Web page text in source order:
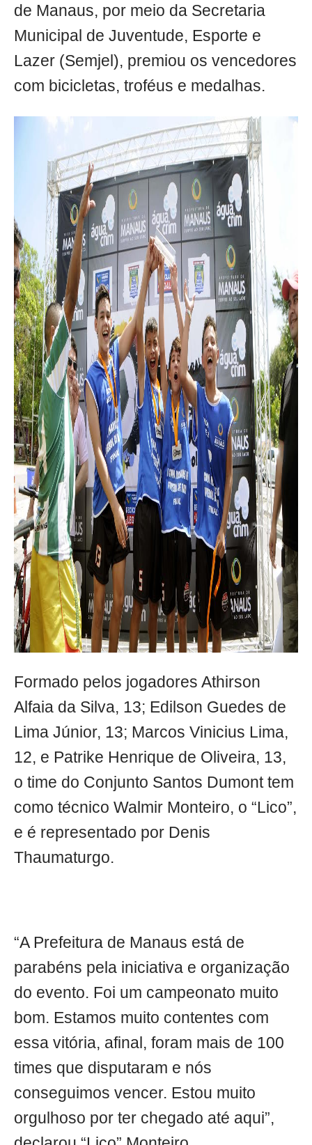
de Manaus, por meio da Secretaria
Municipal de Juventude, Esporte e
Lazer (Semjel), premiou os vencedores
com bicicletas, troféus e medalhas.
Formado pelos jogadores Athirson
Alfaia da Silva, 13; Edilson Guedes de
Lima Júnior, 13; Marcos Vinicius Lima,
12, e Patrike Henrique de Oliveira, 13,
o time do Conjunto Santos Dumont tem
como técnico Walmir Monteiro, o “Lico”,
e é representado por Denis
Thaumaturgo.
“A Prefeitura de Manaus está de
parabéns pela iniciativa e organização
do evento. Foi um campeonato muito
bom. Estamos muito contentes com
essa vitória, afinal, foram mais de 100
times que disputaram e nós
conseguimos vencer. Estou muito
orgulhoso por ter chegado até aqui”,